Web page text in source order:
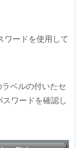
ワードを使用して
ベルの付いたセ
ワードを確認し